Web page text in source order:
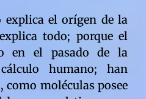
pasa; y el trabajo queda; y no podía ser de otra manera; el Creador del universo es el primer trabajador; puesto que ha creado todas las cosas; incluyendo el trabajo; si a vosotros os cuesta, al Creador igual; lo de arriba es igual a lo de abajo; si a vuestro Creador no le costara, carecería de mérito; lo que sucede es que soy infinito y vosotros limitados; para entrar al Reino de los Cielos, sólo se os exige lo que vosotros mismos prometísteis cumplir en la vida; todo es promesa viviente; y no hay promesa, que no tenga algún mérito; que no tenga algún resultado; en el Reino sólo se conoce el trabajo; porque todos imitan al Creador; las religiones son desconocidas; los espíritus religiosos pidieron la prueba religiosa; y se les concedió; pidieron ser probados en tal filosofía; porque todo espíritu es probado en la vida; ellos fueron probados como fué probada la humanidad; nada tienen de especial; al contrario; los religiosos son los primeros es ser juzjados; porque así lo pidieron en el reino; y así será; tal pedido descansó en el razonamiento espíritual, de que lo que es del Padre, es primero; él está por sobre todas las cosas; y los que hablan en los mundos en su divino nombre, tienen derecho a ser los primeros; los primeros en ser juzjados; es ley universal; más, os digo espíritus religiosos, que más os valdría no haber pedido, tal prueba; si habéis violado mi divina ley; porque no entraréis al Reino de los Cielos; nadie que divida mi rebaño, entra; tal como satanás que dividió en el reino, a multitudes de ángeles; esta revelación estremecerá vuestra roca egoísta; porque el que la hace la paga; así está escrito en los libros solares; y en todas las escrituras del universo; tanto arriba como abajo; vuestro mundo cristiano, será estremecido; llorar y crujir de dientes tendrán, quienes os han seguido; sobre vosotros caerá maldición; tanto de arriba como de abajo; porque los espíritus del mundo celeste, esperan que la Tierra sea liberada; ellos esperan igual como esperan los humildes de corazón; en el mundo celestial se vé la realidad; una realidad que estáis lejos de sospechar; porque sóis ciegos de las leyes de los espíritus; mundanos sóis en vuestras creencias; por vosotros demonios de la explotación de la fé, esta humanidad no entra al Reino de los Cielos; porque sus segundos de vida, han transcurrido en violación; basta un microscópico instante de violación, y no se entra al reino; esto se debe a que todos los espíritus humanos, pidieron cumplir con la más sublime moral en sus exsistencias; y se les concedió; por lo tanto vuestro Creador, cobra lo que le corresponde; nada hay de más; al contrario; doy esperanza al arrepentido; la puerta del arrepentimiento están abiertas para todos; el Creador del rebaño, salva al rebaño; sí hijito; sé que ves en tu mente y en colores cósmicos el llorar y crujir de dientes de la humanidad; ves lo que nadie vé; todo Primogénito vé primero; porque precisamente es primero; eres primogénito en telepatía universal; porque desde cualquier punto del universo, tu divino Padre Jehova te comunica las maravillas de la creación; sé que ves los mundos en todo instante de tu exsistencia; todo poder empieza por lo microscópico; por lo invisible; hasta hacerse visible; esto es mandar sobre los elementos de la naturaleza; así es divino Padre Jehova; por tu gracia infinita, veo que todo es viviente; todo es fuego de colores; y todo se expresa; sí hijito; pues el Padre Jehova, es el fuego eterno; el que sostiene el magnetismo de los mundos; todo sale del fuego y todo vuelve al fuego; todo sale del Padre y todo retorna al Padre; nada hay que no salga de él; la misma geometría conque fué creada la Tierra, salió del fuego del Padre; lo que hay más allá del Padre, es atributo del libre albedrío del Padre; pues siendo infinito, el Padre está antes del Padre y después del Padre; el Padre escoge todo pasado; porque todo instante sea del pasado o no, lo convierte en presente; crea mundos de la nada misma; y sus criaturas no se dan cuenta de ello; es como si ellos estuvieran viviendo desde eternidades atrás; y poseen su historia planetaria; son las creaciones instantáneas del Padre; una de sus infinitas formas de crear; porque nada tiene límite en el Padre; la geometría de la Tierra salió de la palabra viviente del Padre; sus divinas palabras fueron: Hágase la luz y la luz fué hecha; quiere decir que con este mandato, comenzó todo un proceso; un proceso que aún prosige; y prosegirá por toda eternidad; este proceso es el universo expansivo pensante; un universo que sale de vosotros mismos; porque nadie es desheredado; todos poseen el poder creador del Padre; aún en grado microscópico; nadie nace sabiendo; todo se logra con lucha; comenzando por lo más primitivo; porque todos quieren saber de todo; en el Reino de los Cielos, todos piden experiencias fuera del reino; experiencias que no conocen; si se conocieran, dejarían de llamarse experiencia; todos saben en el reino, que al Padre le agrada el conocimiento; de su divino conocimiento salió todo lo que exsiste; y todos planean lo mejor para sí; todos quieren el mejor nacer de nuevo, en lejanos planetas; todos quieren regresar tri